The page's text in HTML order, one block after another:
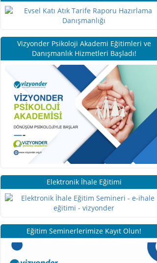
Vizyonder Psikoloji Akademi Eğitimleri ve
Danışmanlık Hizmetleri Başladı!
Elektronik İhale Eğitimi
Eğitim Seminerlerimize Kayıt Olun!